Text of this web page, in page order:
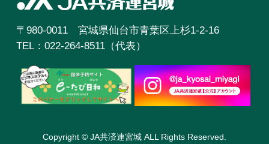
〒980-0011 宮城県仙台市青葉区上杉1-2-16
TEL：022-264-8511（代表）
Copyright © JA共済連宮城 ALL Rights Reserved.